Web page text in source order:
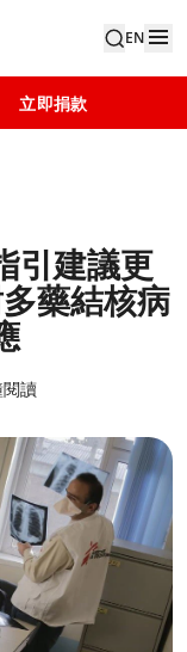
EN
立即捐款
引建議更
藥結核病
讀